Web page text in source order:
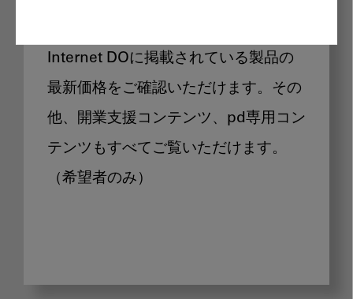
Internet DOに掲載されている製品の
最新価格をご確認いただけます。その
他、開業支援コンテンツ、pd専用コン
テンツもすべてご覧いただけます。
（希望者のみ）